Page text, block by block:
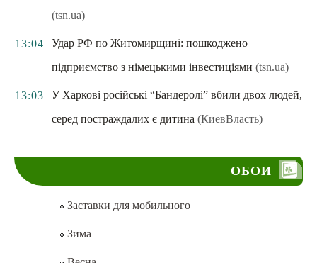
(tsn.ua)
13:04
Удар РФ по Житомирщині: пошкоджено
підприємство з німецькими інвестиціями (tsn.ua)
13:03
У Харкові російські “Бандеролі” вбили двох людей,
серед постраждалих є дитина (КиевВласть)
ОБОИ
Заставки для мобильного
Зима